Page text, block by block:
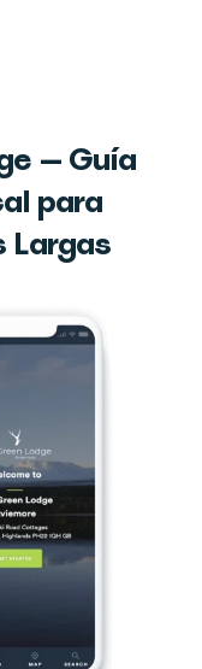
— Guía
para
Largas